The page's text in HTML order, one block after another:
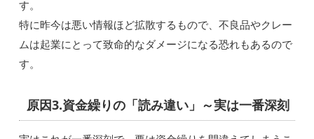
す。
特に昨今は悪い情報ほど拡散するもので、不良品やクレー
ムは起業にとって致命的なダメージになる恐れもあるので
す。
原因3.資金繰りの「読み違い」～実は一番深刻